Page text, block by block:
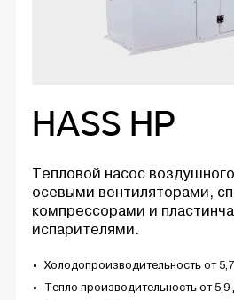
HASS HP
Тепловой насос
осевыми вентиляторами,
компрессорами и
испарителями.
Холодопроизводительность от
Тепло производительность от 5,9